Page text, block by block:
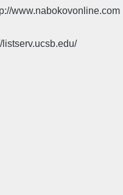
www.nabokovonline.com